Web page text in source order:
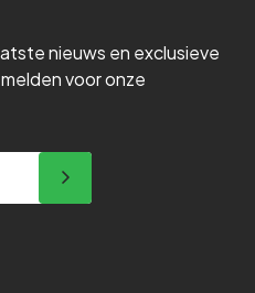
nieuws en exclusieve
voor onze